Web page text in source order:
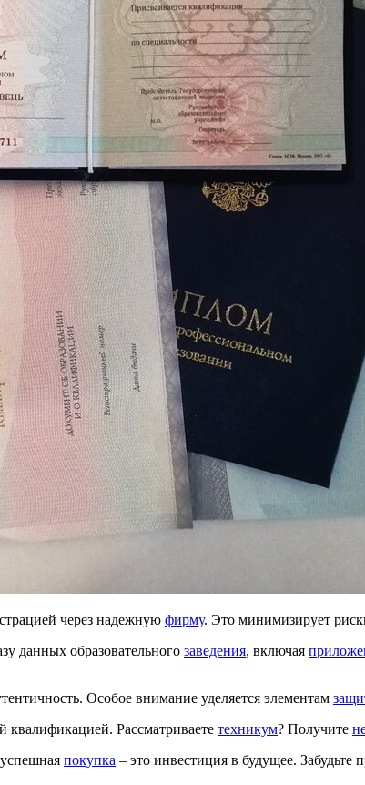
через надежную фирму. Это минимизирует
данных образовательного заведения, включая
Особое внимание уделяется элементам
квалификацией. Рассматриваете техникум? Получите
покупка – это инвестиция в будущее. Забудьте